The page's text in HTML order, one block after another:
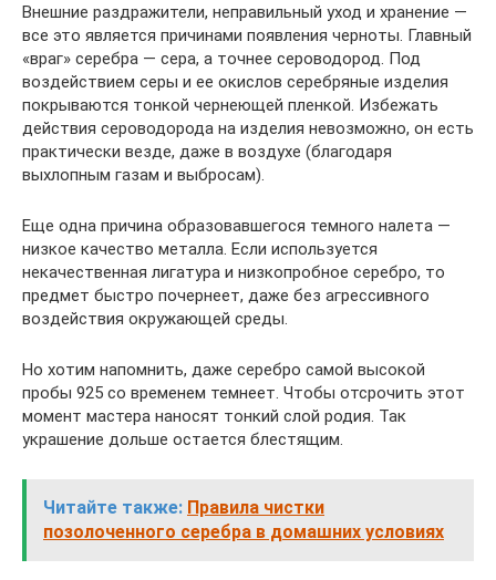
Внешние раздражители, неправильный уход и хранение —
все это является причинами появления черноты. Главный
«враг» серебра — сера, а точнее сероводород. Под
воздействием серы и ее окислов серебряные изделия
покрываются тонкой чернеющей пленкой. Избежать
действия сероводорода на изделия невозможно, он есть
практически везде, даже в воздухе (благодаря
выхлопным газам и выбросам).
Еще одна причина образовавшегося темного налета —
низкое качество металла. Если используется
некачественная лигатура и низкопробное серебро, то
предмет быстро почернеет, даже без агрессивного
воздействия окружающей среды.
Но хотим напомнить, даже серебро самой высокой
пробы 925 со временем темнеет. Чтобы отсрочить этот
момент мастера наносят тонкий слой родия. Так
украшение дольше остается блестящим.
Читайте также: Правила чистки
позолоченного серебра в домашних условиях